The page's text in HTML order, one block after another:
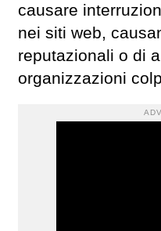
causare
nei siti web,
reputazionali o di
organizzazioni